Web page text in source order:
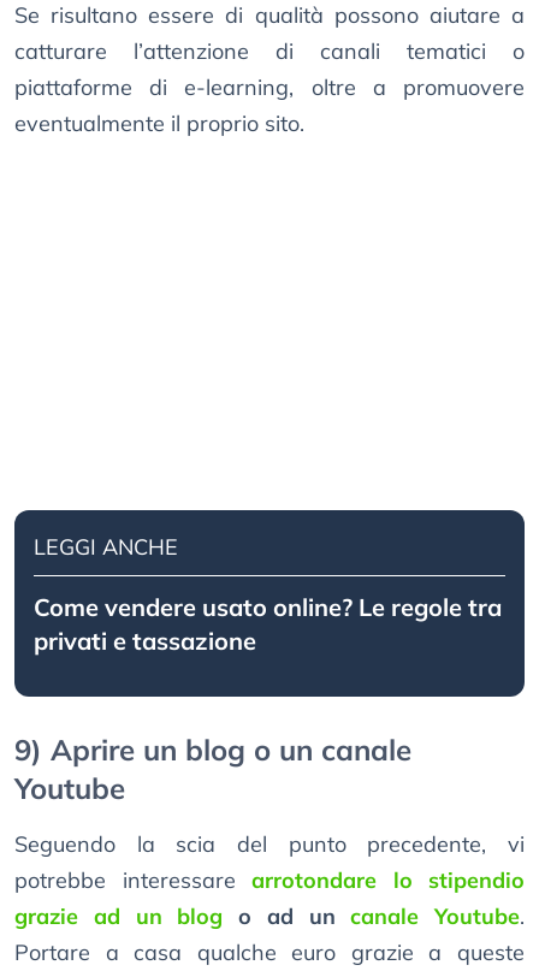
Se risultano essere di qualità possono aiutare a
catturare l’attenzione di canali tematici o
piattaforme di e-learning, oltre a promuovere
eventualmente il proprio sito.
LEGGI ANCHE
Come vendere usato online? Le regole tra
privati e tassazione
9) Aprire un blog o un canale
Youtube
Seguendo la scia del punto precedente, vi
potrebbe interessare arrotondare lo stipendio
grazie ad un blog o ad uncanale Youtube.
Portare a casa qualche euro grazie a queste